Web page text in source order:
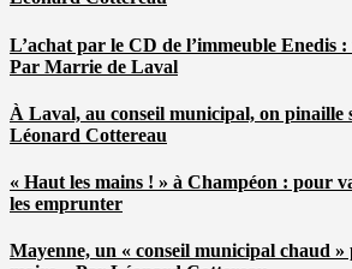
L’achat par le CD de l’immeuble Enedis
Par Marrie de Laval
À Laval, au conseil municipal, on pinaille
Léonard Cottereau
« Haut les mains ! » à Champéon : pour
les emprunter
Mayenne, un « conseil municipal chaud »